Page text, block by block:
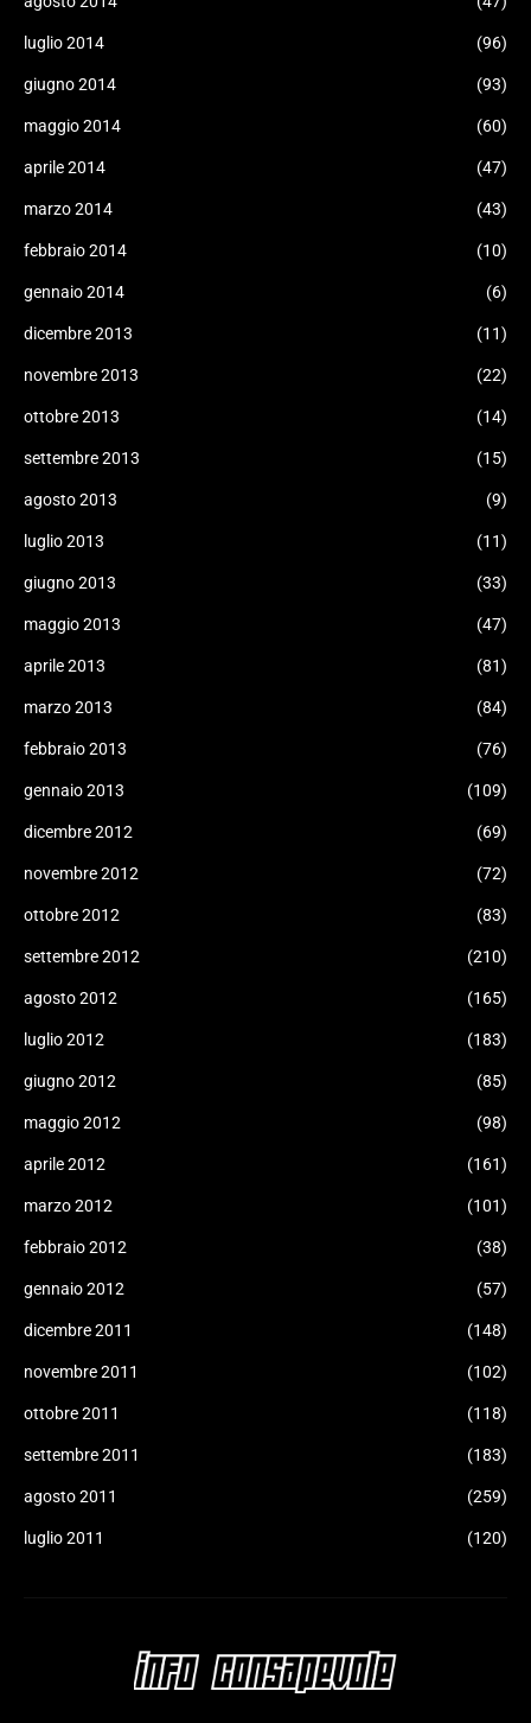
luglio 2014 (96)
giugno 2014 (93)
maggio 2014 (60)
aprile 2014 (47)
marzo 2014 (43)
febbraio 2014 (10)
gennaio 2014 (6)
dicembre 2013 (11)
novembre 2013 (22)
ottobre 2013 (14)
settembre 2013 (15)
agosto 2013 (9)
luglio 2013 (11)
giugno 2013 (33)
maggio 2013 (47)
aprile 2013 (81)
marzo 2013 (84)
febbraio 2013 (76)
gennaio 2013 (109)
dicembre 2012 (69)
novembre 2012 (72)
ottobre 2012 (83)
settembre 2012 (210)
agosto 2012 (165)
luglio 2012 (183)
giugno 2012 (85)
maggio 2012 (98)
aprile 2012 (161)
marzo 2012 (101)
febbraio 2012 (38)
gennaio 2012 (57)
dicembre 2011 (148)
novembre 2011 (102)
ottobre 2011 (118)
settembre 2011 (183)
agosto 2011 (259)
luglio 2011 (120)